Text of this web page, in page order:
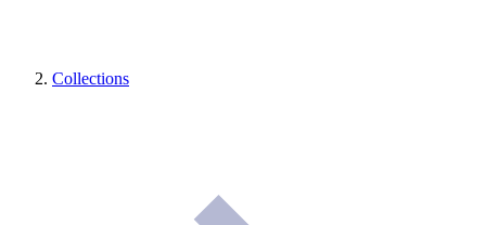
Collections